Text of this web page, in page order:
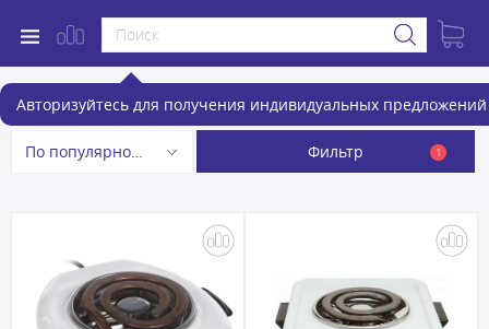
Авторизуйтесь для получения индивидуальных предложений
Настольные плиты
По популярности Фильтр 1